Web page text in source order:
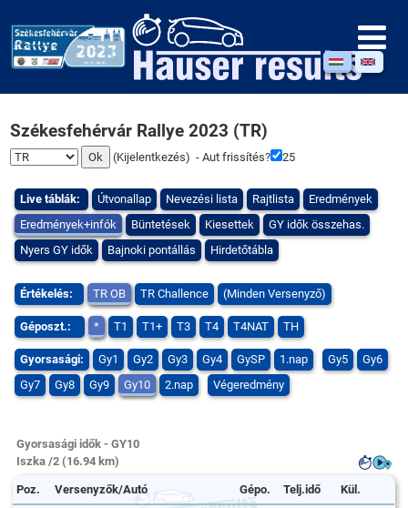
Székesfehérvár Rallye 2023 (TR)
(Kijelentkezés) - Aut frissítés? 25
Live táblák: Útvonallap Nevezési lista Rajtlista
Eredmények
Eredmények+infók
Büntetések Kiesettek
GY idők összehas.
Nyers GY idők
Bajnoki pontállás Hirdetőtábla
Értékelés: TR OB TR Challence (Minden Versenyző)
Géposzt.: * T1 T1+ T3 T4 T4NAT TH
Gyorsasági: Gy1 Gy2 Gy3 Gy4 GySP 1.nap Gy5
Gy6
Gy7
Gy8 Gy9 Gy10 2.nap Végeredmény
Gyorsasági idők - GY10
Iszka /2 (16.94 km)
Poz. Versenyzők/Autó Gépo. Telj.idő Kül.